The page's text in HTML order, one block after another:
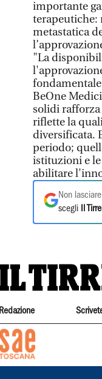
importante
terapeutiche:
metastatica
"La
BeOne
solidi
riflette la
diversificata.
periodo;
istituzioni e
abilitare
Non
scegli
Il
Redazione